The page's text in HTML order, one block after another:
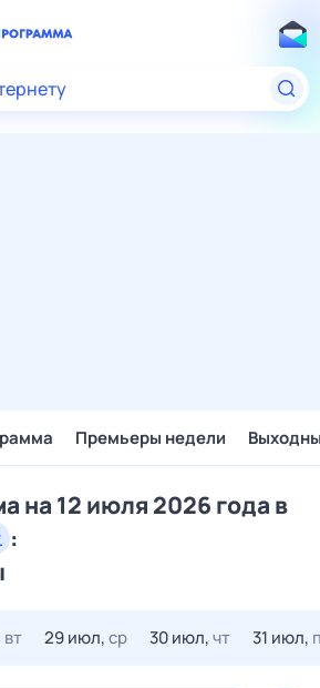
Премьеры недели
на 12 июля 2026 года в
:
вт 29 июл,ср 30 июл,чт 31 июл,